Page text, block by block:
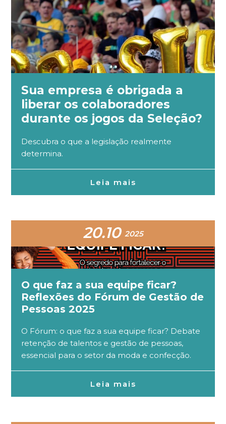
Sua empresa é obrigada a
liberar os colaboradores
durante os jogos da Seleção?
Descubra o que a legislação realmente
determina.
Leia mais
20.10 2025
O que faz a sua equipe ficar?
Reflexões do Fórum de Gestão de
Pessoas 2025
O Fórum: o que faz a sua equipe ficar? Debate
retenção de talentos e gestão de pessoas,
essencial para o setor da moda e confecção.
Leia mais